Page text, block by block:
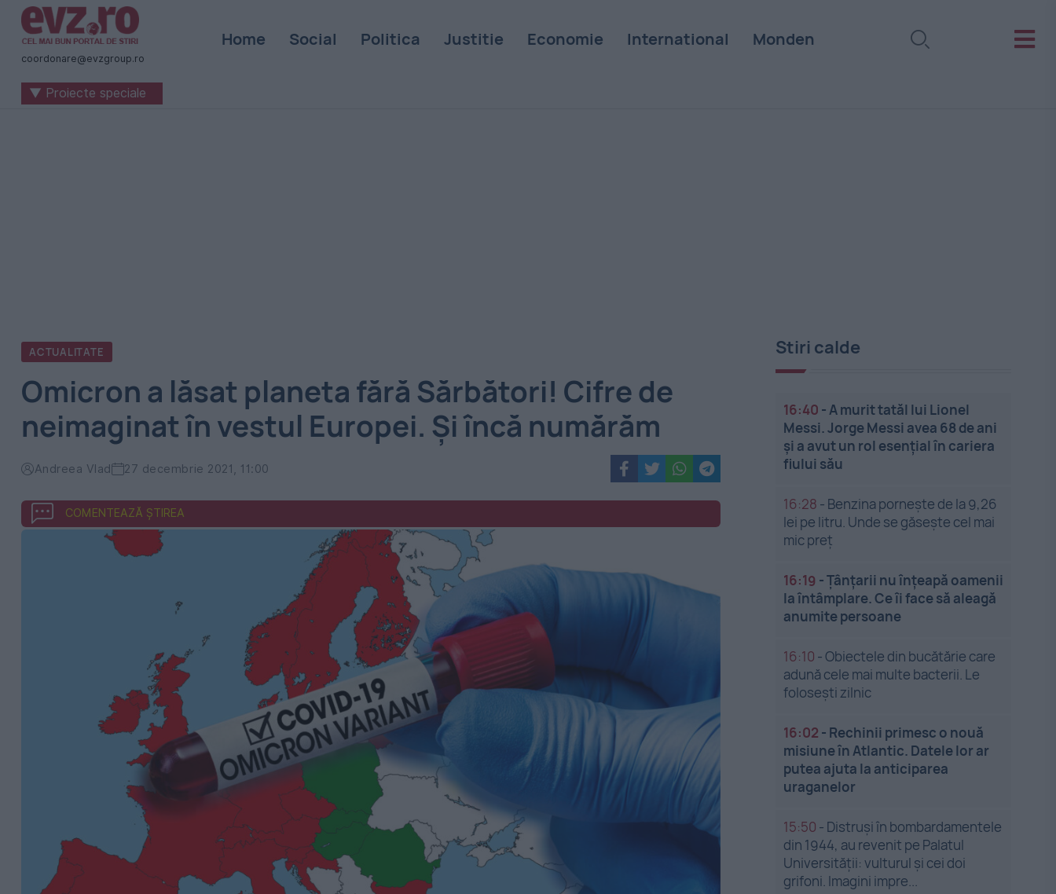
Știri
naționale
internaționale
coordonare@evzgroup.ro
Home Social Politica Justitie Economie International Monden
▼ Proiecte speciale
ACTUALITATE
Omicron a lăsat planeta fără Sărbători! Cifre de
neimaginat în vestul Europei. Și încă numărăm
Andreea Vlad 27 decembrie 2021, 11:00
COMENTEAZĂ ȘTIREA
Stiri calde
16:40 -A murit tatăl lui Lionel
Messi. Jorge Messi avea 68 de ani
și a avut un rol esențial în cariera
fiului său
16:28 - Benzina pornește de la 9,26
lei pe litru. Unde se găsește cel mai
mic preț
16:19 -Țânțarii nu înțeapă oamenii
la întâmplare. Ce îi face să aleagă
anumite persoane
16:10 -Obiectele din bucătărie care
adună cele mai multe bacterii. Le
folosești zilnic
16:02 - Rechinii primesc o nouă
misiune în Atlantic. Datele lor ar
putea ajuta la anticiparea
uraganelor
15:50 - Distruși în bombardamentele
din 1944, au revenit pe Palatul
Universității: vulturul și cei doi
grifoni. Imagini impre...